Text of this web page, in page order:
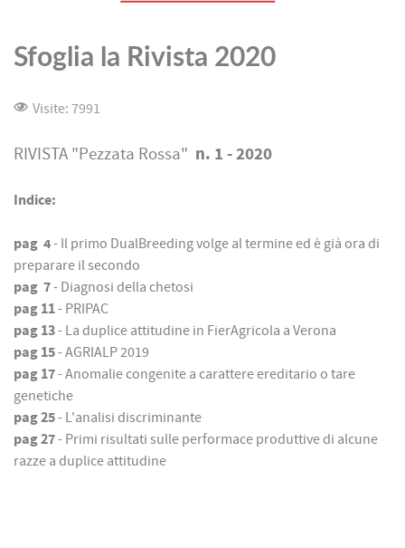
Sfoglia la Rivista 2020
Visite: 7991
RIVISTA "Pezzata Rossa" n. 1 - 2020
Indice:
pag 4- Il primo DualBreeding volge al termine ed è già ora di
preparare il secondo
pag 7- Diagnosi della chetosi
pag 11- PRIPAC
pag 13- La duplice attitudine in FierAgricola a Verona
pag 15- AGRIALP 2019
pag 17- Anomalie congenite a carattere ereditario o tare
genetiche
pag 25- L'analisi discriminante
pag 27- Primi risultati sulle performace produttive di alcune
razze a duplice attitudine